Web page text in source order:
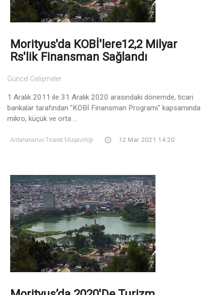
Morityus'da KOBİ'lere12,2 Milyar
Rs'lik Finansman Sağlandı
Güncel Gelişmeler
1 Aralık 2011 ile 31 Aralık 2020 arasındaki dönemde, ticari
bankalar tarafından "KOBİ Finansman Programı" kapsamında
mikro, küçük ve orta ...
Antananarivo Ticaret Müşavirliği 12 Mar 2021 14:20